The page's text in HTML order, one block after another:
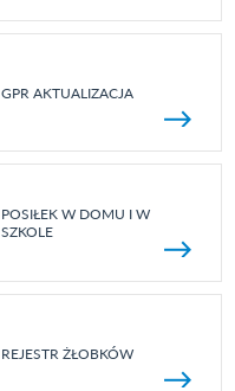
GPR AKTUALIZACJA
POSIŁEK W DOMU I W
SZKOLE
REJESTR ŻŁOBKÓW